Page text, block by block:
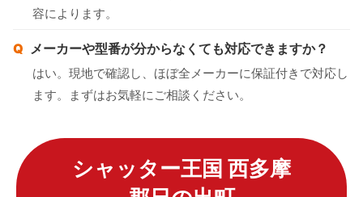
容によります。
メーカーや型番が分からなくても対応できますか？
はい。現地で確認し、ほぼ全メーカーに保証付きで対応し
ます。まずはお気軽にご相談ください。
シャッター王国 西多摩